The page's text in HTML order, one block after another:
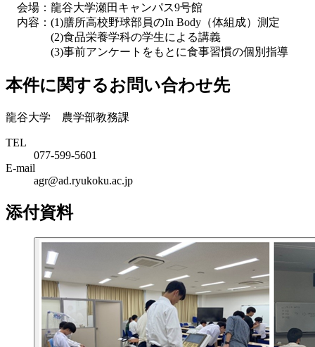
会場：龍谷大学瀬田キャンパス9号館
内容：(1)膳所高校野球部員のIn Body（体組成）測定
(2)食品栄養学科の学生による講義
(3)事前アンケートをもとに食事習慣の個別指導
本件に関するお問い合わせ先
龍谷大学 農学部教務課
TEL
077‐599‐5601
E-mail
agr@ad.ryukoku.ac.jp
添付資料